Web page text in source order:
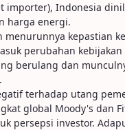
importer), Indonesia
harga energi.
menurunnya kepastian
perubahan kebijakan
berulang dan
terhadap utang
global Moody's dan
persepsi investor.